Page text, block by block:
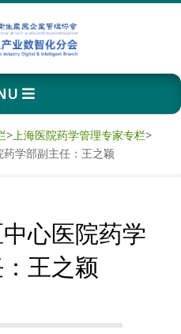
>上海医院药学管理专家专栏>
学部副主任：王之颖
心医院药学
王之颖